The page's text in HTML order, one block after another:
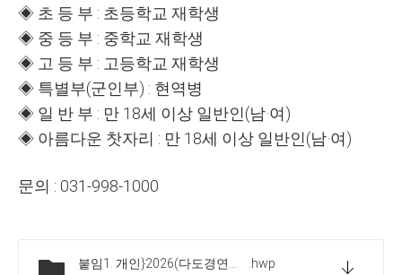
◈ 초 등 부 : 초등학교 재학생
◈ 중 등 부 : 중학교 재학생
◈ 고 등 부 : 고등학교 재학생
◈ 특별부(군인부) : 현역병
◈ 일 반 부 : 만 18세 이상 일반인(남·여)
◈ 아름다운 찻자리 : 만 18세 이상 일반인(남·여)
문의 : 031-998-1000
.hwp